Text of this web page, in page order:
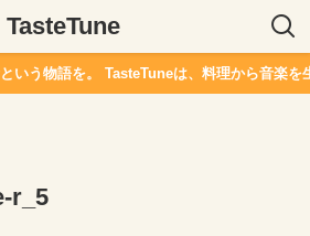
TasteTune
いう物語を。 TasteTuneは、料理から音楽を生
r_5